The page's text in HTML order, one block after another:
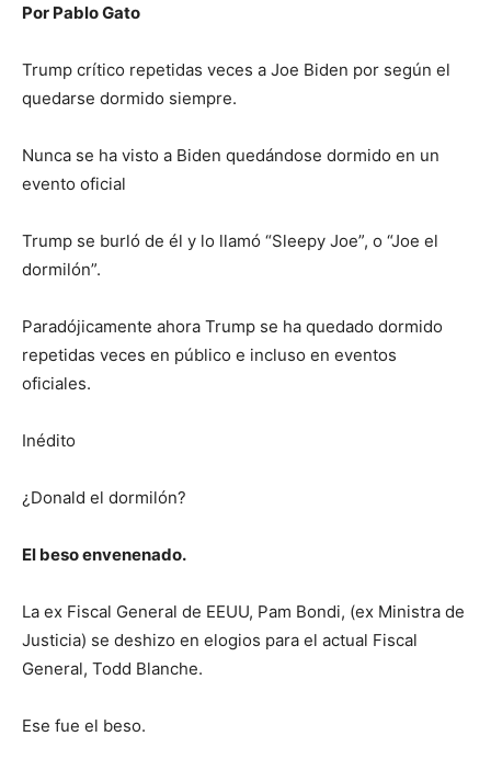
Por Pablo Gato
Trump crítico repetidas veces a Joe Biden por según el
quedarse dormido siempre.
Nunca se ha visto a Biden quedándose dormido en un
evento oficial
Trump se burló de él y lo llamó “Sleepy Joe”, o “Joe el
dormilón”.
Paradójicamente ahora Trump se ha quedado dormido
repetidas veces en público e incluso en eventos
oficiales.
Inédito
¿Donald el dormilón?
El beso envenenado.
La ex Fiscal General de EEUU, Pam Bondi, (ex Ministra de
Justicia) se deshizo en elogios para el actual Fiscal
General, Todd Blanche.
Ese fue el beso.